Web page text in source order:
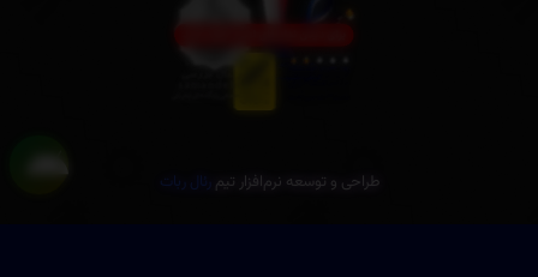
طراحی و توسعه نرم‌افزار تیم رئال ربات